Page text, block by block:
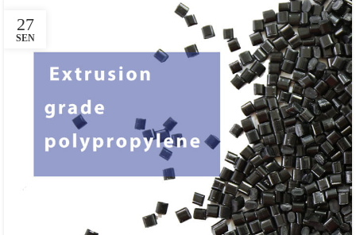
27
SEN